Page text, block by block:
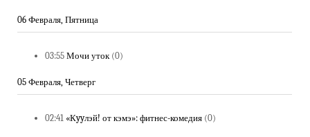
06 Февраля, Пятница
03:55 Мочи уток (0)
05 Февраля, Четверг
02:41 «Кyyлэй! от кэмэ»: фитнес-комедия (0)